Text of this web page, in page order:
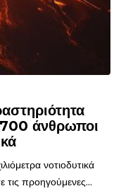
άνθρωποι
νοτιοδυτικά
προηγούμενες...